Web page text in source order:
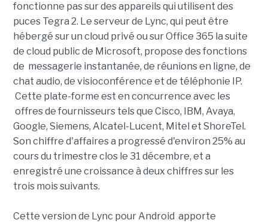
fonctionne pas sur des appareils qui utilisent des
puces Tegra 2. Le serveur de Lync, qui peut être
hébergé sur un cloud privé ou sur Office 365 la suite
de cloud public de Microsoft, propose des fonctions
de messagerie instantanée, de réunions en ligne, de
chat audio, de visioconférence et de téléphonie IP.
Cette plate-forme est en concurrence avec les
offres de fournisseurs tels que Cisco, IBM, Avaya,
Google, Siemens, Alcatel-Lucent, Mitel et ShoreTel.
Son chiffre d'affaires a progressé d'environ 25% au
cours du trimestre clos le 31 décembre, et a
enregistré une croissance à deux chiffres sur les
trois mois suivants.
Cette version de Lync pour Android apporte